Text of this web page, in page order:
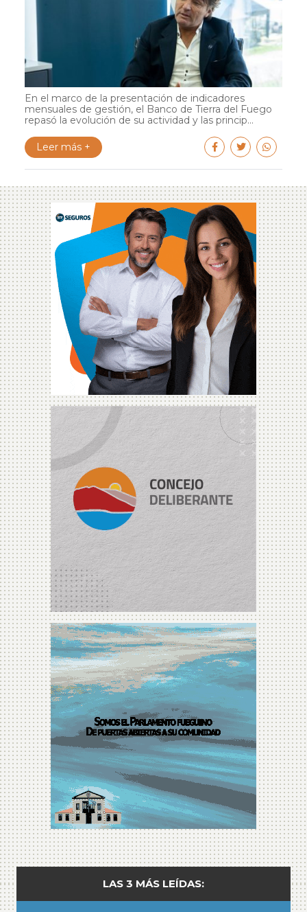
En el marco de la presentación de indicadores
mensuales de gestión, el Banco de Tierra del Fuego
repasó la evolución de su actividad y las princip...
Leer más +
LAS 3 MÁS LEÍDAS: